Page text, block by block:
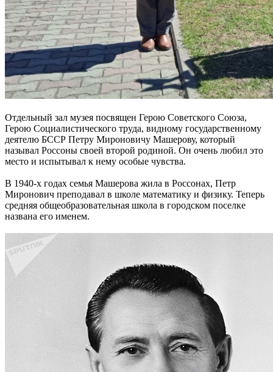
Отдельный зал музея посвящен Герою Советского Союза,
Герою Социалистического труда, видному государственному
деятелю БССР Петру Мироновичу Машерову, который
называл Россоны своей второй родиной. Он очень любил это
место и испытывал к нему особые чувства.
В 1940-х годах семья Машерова жила в Россонах, Петр
Миронович преподавал в школе математику и физику. Теперь
средняя общеобразовательная школа в городском поселке
названа его именем.